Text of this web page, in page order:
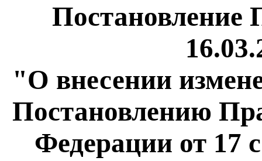
Постановление
"О внесении
Постановлению
Федерации от 17